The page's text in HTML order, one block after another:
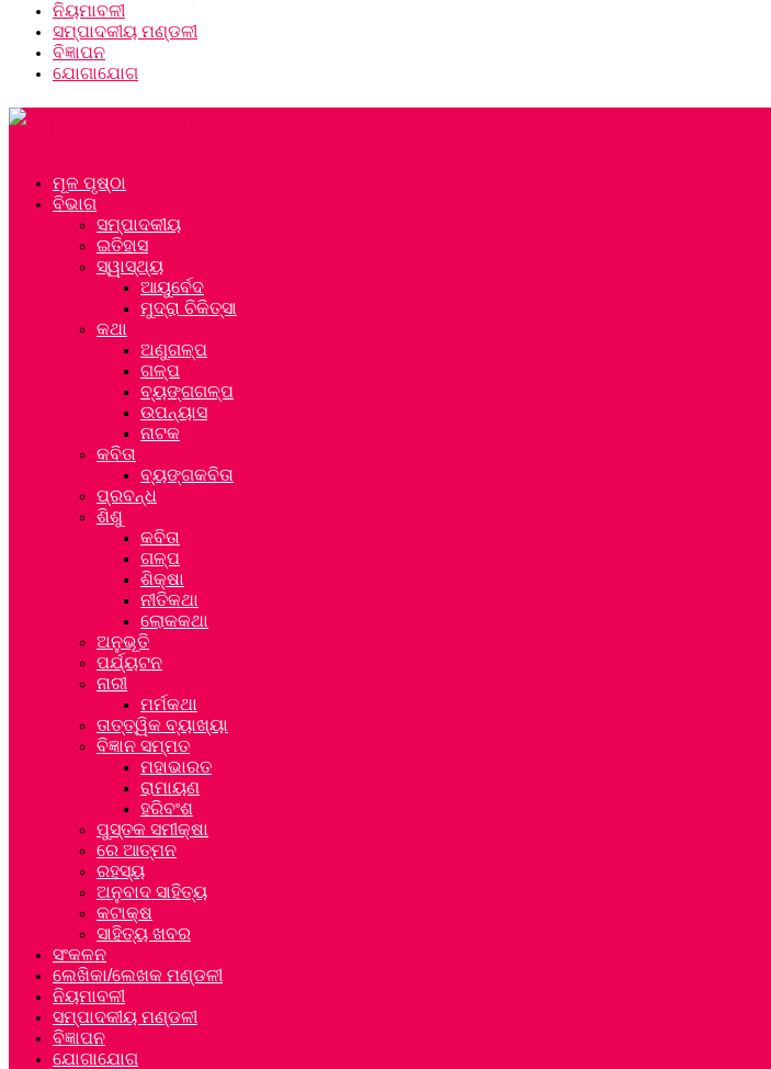
ନିୟମାବଳୀ
ସମ୍ପାଦକୀୟ ମଣ୍ଡଳୀ
ବିଜ୍ଞାପନ
ଯୋଗାଯୋଗ
ମୂଳ ପୃଷ୍ଠା
ବିଭାଗ
ସମ୍ପାଦକୀୟ
ଇତିହାସ
ସ୍ୱାସ୍ଥ୍ୟ
ଆୟୁର୍ବେଦ
ମୁଦ୍ରା ଚିକିତ୍ସା
କଥା
ଅଣୁଗଳ୍ପ
ଗଳ୍ପ
ବ୍ୟଙ୍ଗଗଳ୍ପ
ଉପନ୍ୟାସ
ନାଟକ
କବିତା
ବ୍ୟଙ୍ଗକବିତା
ପ୍ରବନ୍ଧ
ଶିଶୁ
କବିତା
ଗଳ୍ପ
ଶିକ୍ଷା
ନୀତିକଥା
ଲୋକକଥା
ଅନୁଭୂତି
ପର୍ଯ୍ୟଟନ
ନାରୀ
ମର୍ମକଥା
ତାତ୍ତ୍ୱିକ ବ୍ୟାଖ୍ୟା
ବିଜ୍ଞାନ ସମ୍ମତ
ମହାଭାରତ
ରାମାୟଣ
ହରିବଂଶ
ପୁସ୍ତକ ସମୀକ୍ଷା
ରେ ଆତ୍ମନ
ରହସ୍ୟ
ଅନୁବାଦ ସାହିତ୍ୟ
କଟାକ୍ଷ
ସାହିତ୍ୟ ଖବର
ସଂକଳନ
ଲେଖିକା/ଲେଖକ ମଣ୍ଡଳୀ
ନିୟମାବଳୀ
ସମ୍ପାଦକୀୟ ମଣ୍ଡଳୀ
ବିଜ୍ଞାପନ
ଯୋଗାଯୋଗ